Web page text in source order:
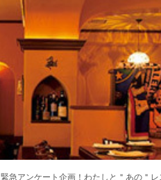
緊急アンケート企画！わたしと＂あの＂レ